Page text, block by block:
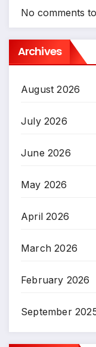
No comments
Archives
August 2026
July 2026
June 2026
May 2026
April 2026
March 2026
February 2026
September